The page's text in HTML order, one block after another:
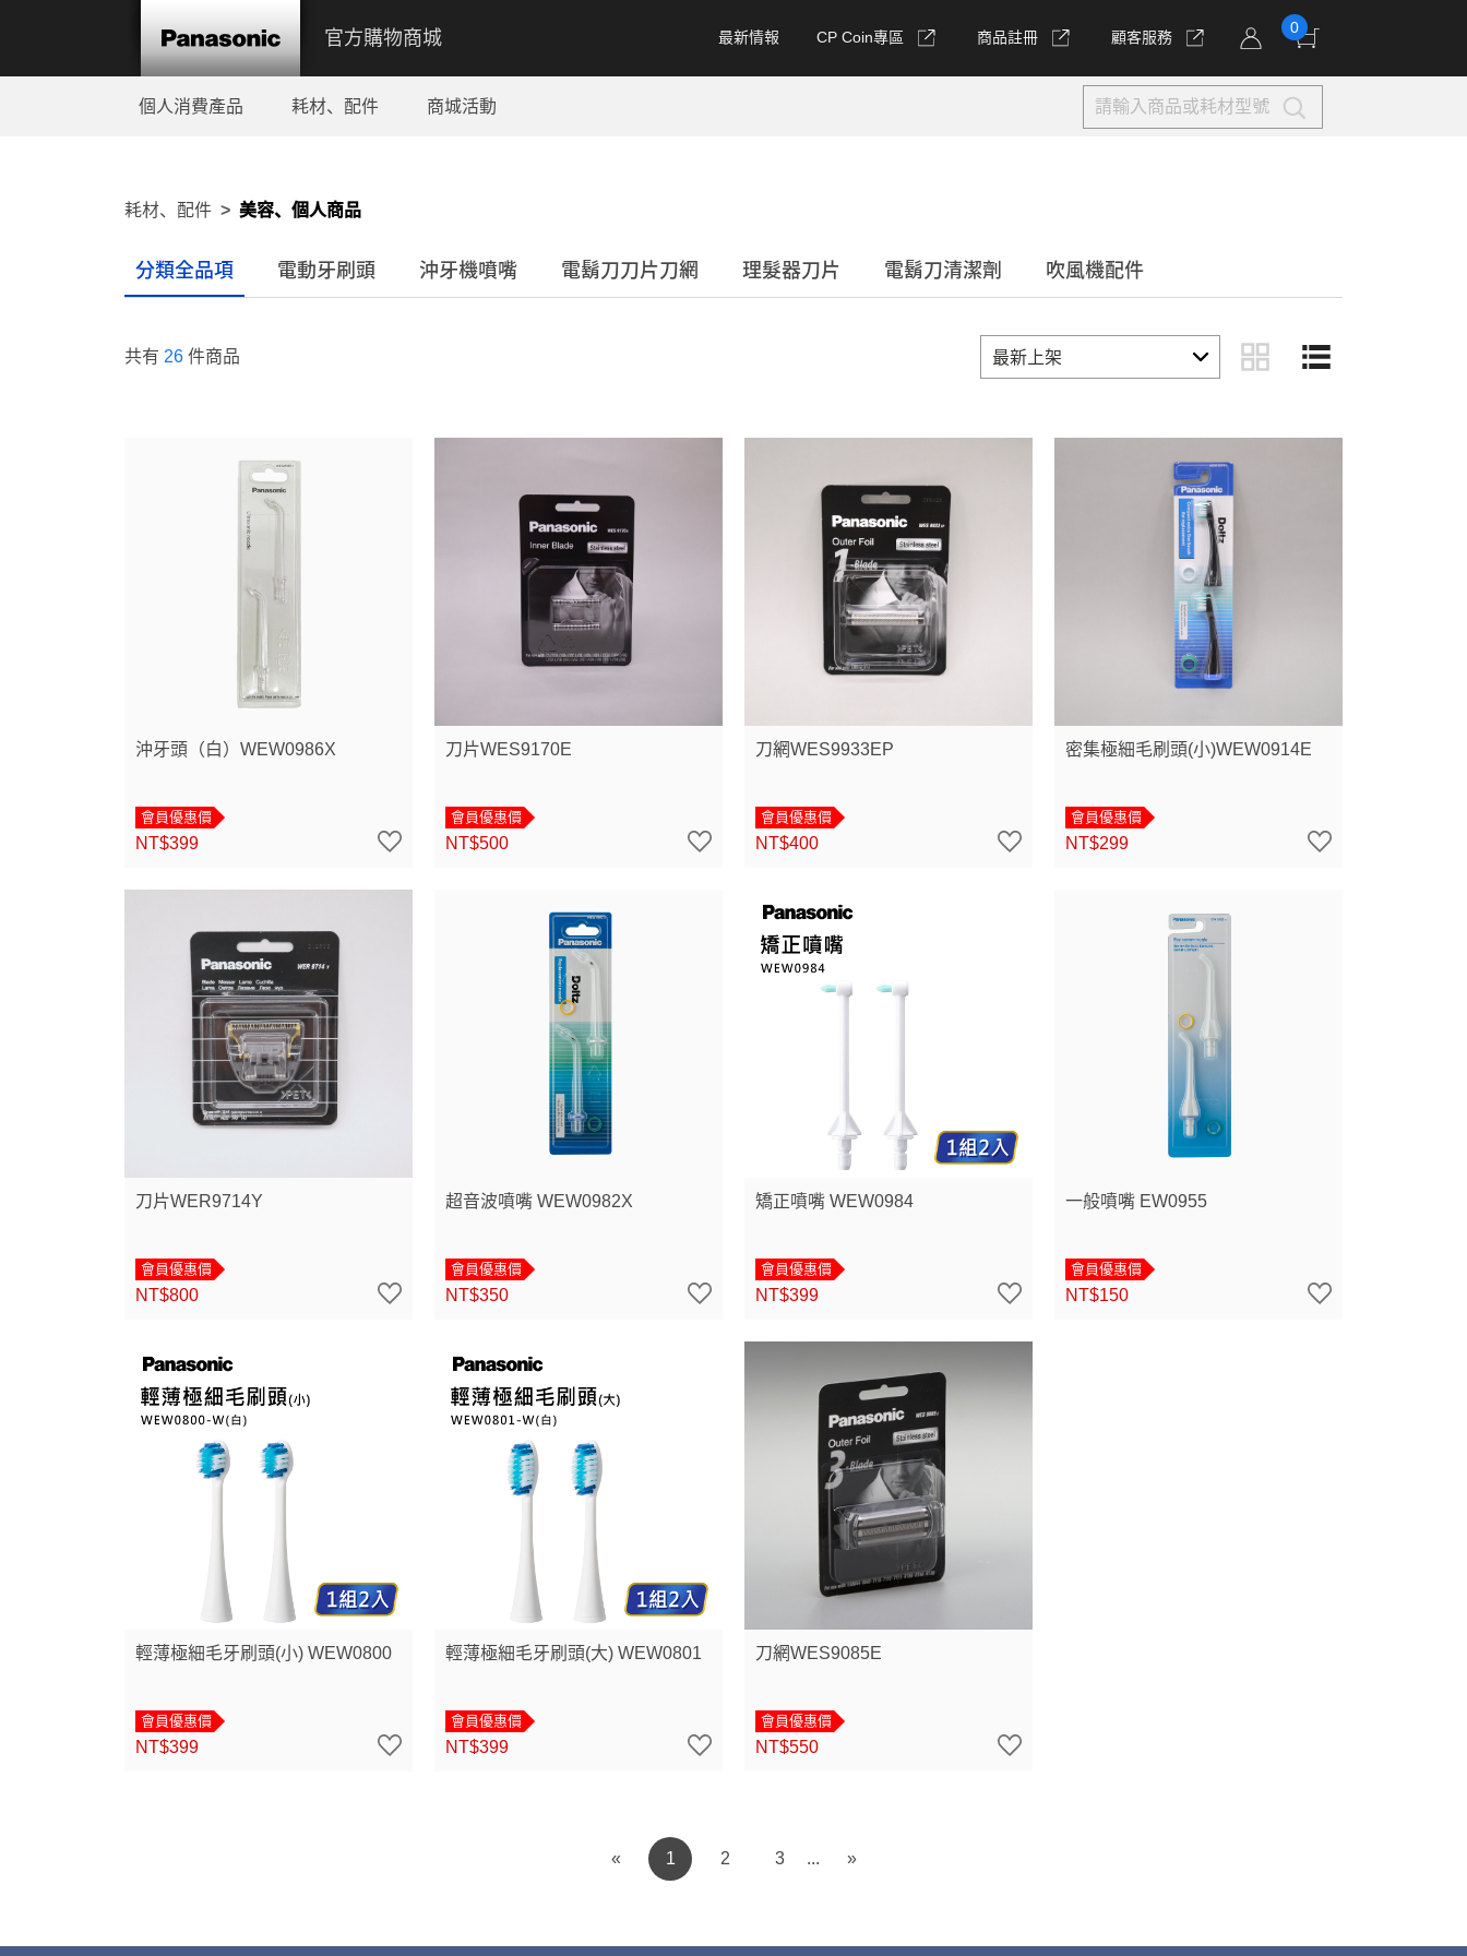
官方購物商城 最新情報 CP Coin專區 商品註冊 顧客服務
0
個人消費產品 耗材、配件 商城活動
耗材、配件 美容、個人商品
分類全品項 電動牙刷頭 沖牙機噴嘴 電鬍刀刀片刀網 理髮器刀片 電鬍刀清潔劑 吹風機配件
共有 26 件商品
沖牙頭（白）WEW0986X
會員優惠價
NT$399
刀片WES9170E
會員優惠價
NT$500
刀網WES9933EP
會員優惠價
NT$400
密集極細毛刷頭(小)WEW0914E
會員優惠價
NT$299
刀片WER9714Y
會員優惠價
NT$800
超音波噴嘴 WEW0982X
會員優惠價
NT$350
矯正噴嘴 WEW0984
會員優惠價
NT$399
一般噴嘴 EW0955
會員優惠價
NT$150
輕薄極細毛牙刷頭(小) WEW0800
會員優惠價
NT$399
輕薄極細毛牙刷頭(大) WEW0801
會員優惠價
NT$399
刀網WES9085E
會員優惠價
NT$550
« 1 2 3 »